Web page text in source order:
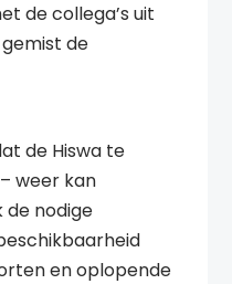
de collega’s uit
de
de Hiswa te
weer kan
de nodige
en oplopende